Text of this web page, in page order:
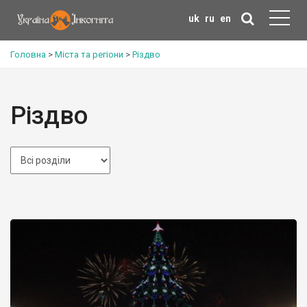
uk ru en
Головна > Міста та регіони > Різдво
Різдво